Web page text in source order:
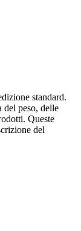
standard.
del peso, delle
Queste
del